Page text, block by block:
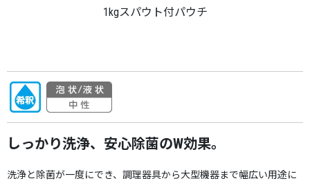
1kgスパウト付パウチ
しっかり洗浄、安心除菌のW効果。
洗浄と除菌が一度にでき、調理器具から大型機器まで幅広い用途に